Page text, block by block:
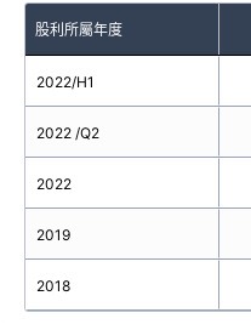
股利所屬年度
2022/H1
2022 /Q2
2022
2019
2018